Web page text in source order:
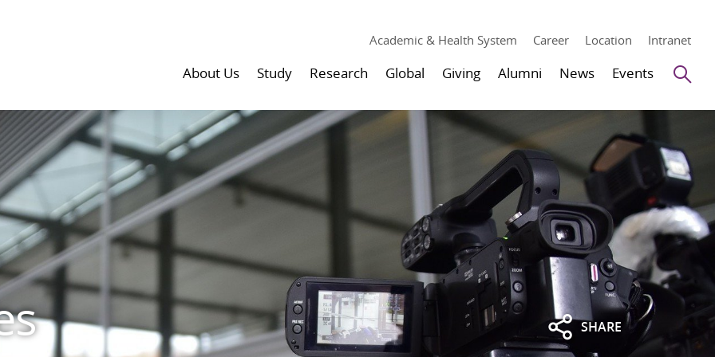
Academic & Health System Career Location Intranet
About Us Study Research Global Giving Alumni News Events
SHARE